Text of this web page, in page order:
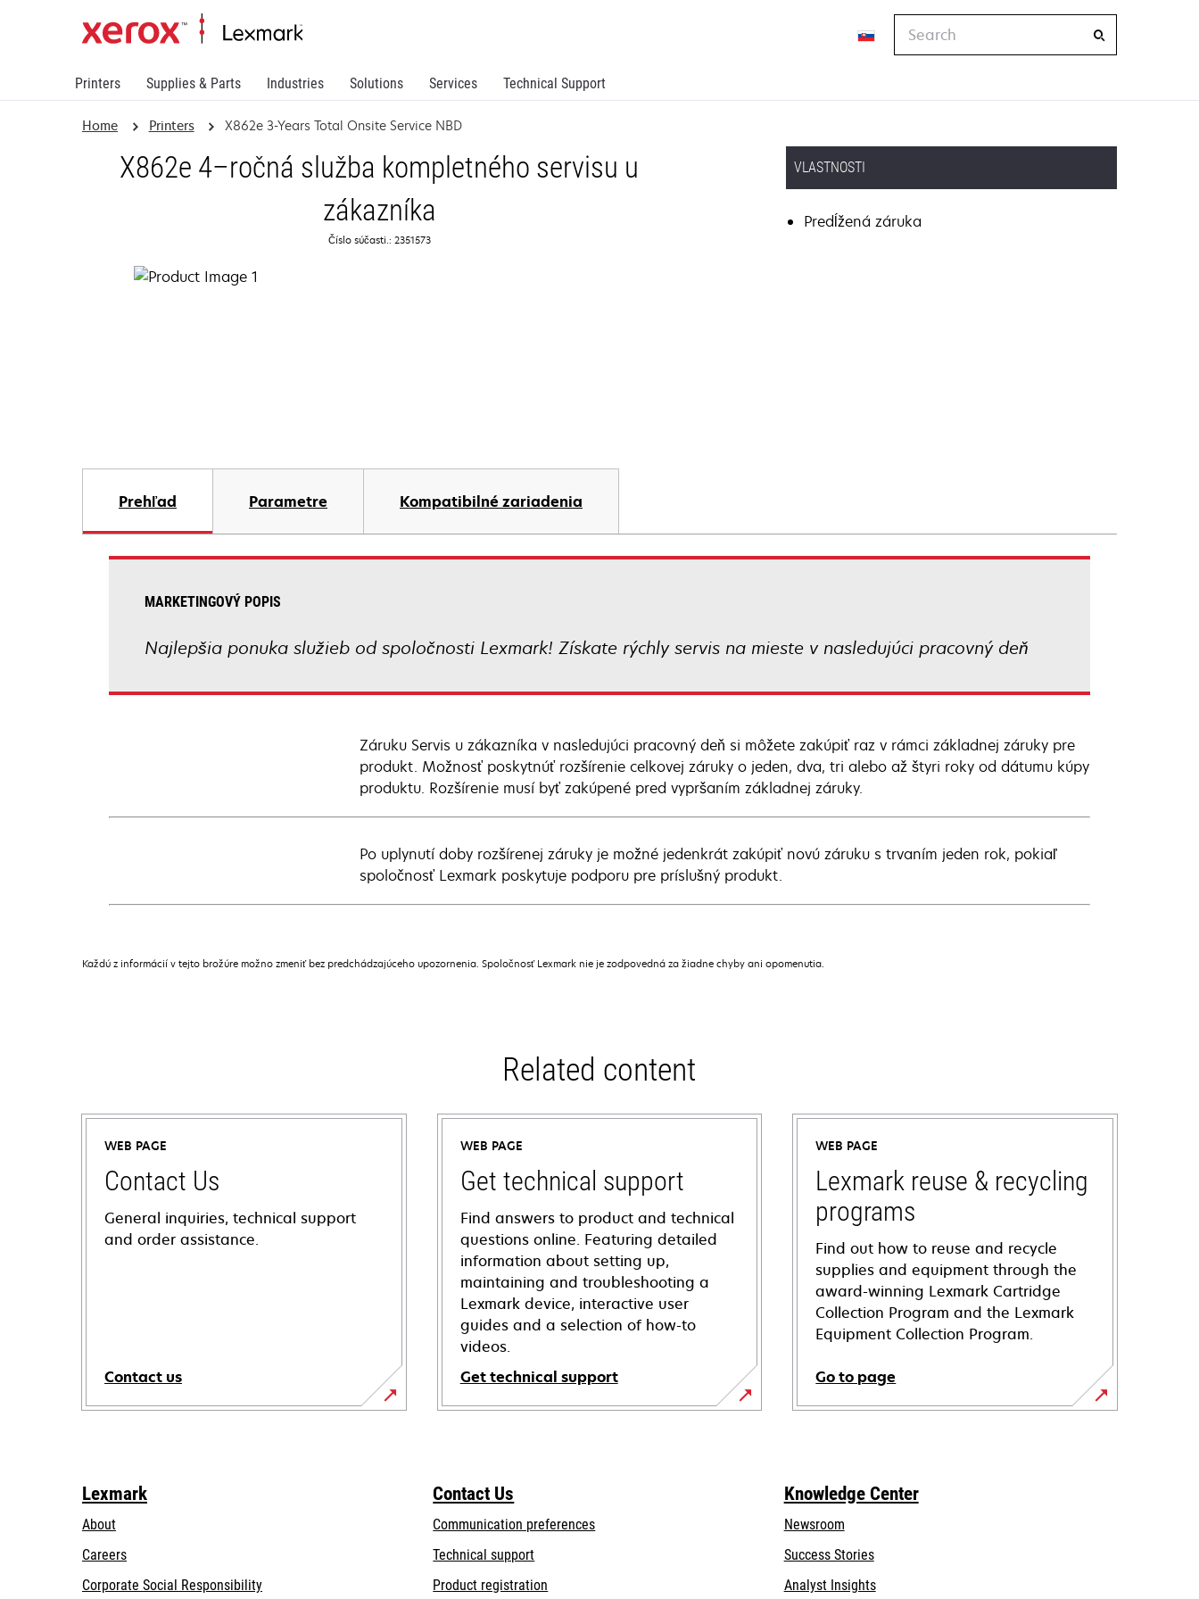
Printers Supplies & Parts Industries Solutions Services Technical Support
Home Printers X862e 3-Years Total Onsite Service NBD
X862e 4–ročná služba kompletného servisu u
zákazníka
Číslo súčasti.: 2351573
VLASTNOSTI
Predĺžená záruka
Prehľad Parametre Kompatibilné zariadenia
MARKETINGOVÝ POPIS
Najlepšia ponuka služieb od spoločnosti Lexmark! Získate rýchly servis na mieste v nasledujúci pracovný deň
Záruku Servis u zákazníka v nasledujúci pracovný deň si môžete zakúpiť raz v rámci základnej záruky pre
produkt. Možnosť poskytnúť rozšírenie celkovej záruky o jeden, dva, tri alebo až štyri roky od dátumu kúpy
produktu. Rozšírenie musí byť zakúpené pred vypršaním základnej záruky.
Po uplynutí doby rozšírenej záruky je možné jedenkrát zakúpiť novú záruku s trvaním jeden rok, pokiaľ
spoločnosť Lexmark poskytuje podporu pre príslušný produkt.
Každú z informácií v tejto brožúre možno zmeniť bez predchádzajúceho upozornenia. Spoločnosť Lexmark nie je zodpovedná za žiadne chyby ani opomenutia.
Related content
WEB PAGE
Contact Us
General inquiries, technical support
and order assistance.
Contact us
WEB PAGE
Get technical support
Find answers to product and technical
questions online. Featuring detailed
information about setting up,
maintaining and troubleshooting a
Lexmark device, interactive user
guides and a selection of how-to
videos.
Get technical support
opens
tab
WEB PAGE
Lexmark reuse & recycling
programs
Find out how to reuse and recycle
supplies and equipment through the
award-winning Lexmark Cartridge
Collection Program and the Lexmark
Equipment Collection Program.
Go to page
Lexmark
About
Careers
Corporate Social Responsibilityopens
Contact Us
Communication preferences
Technical supportopens
Product registration
Knowledge Center
Newsroom
Success Stories
Analyst Insights